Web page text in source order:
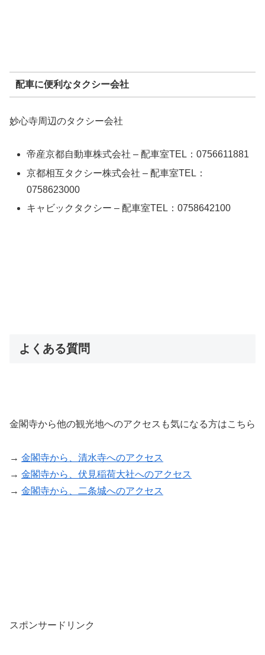
配車に便利なタクシー会社
妙心寺周辺のタクシー会社
帝産京都自動車株式会社 – 配車室TEL：0756611881
京都相互タクシー株式会社 – 配車室TEL：
0758623000
キャビックタクシー – 配車室TEL：0758642100
よくある質問
金閣寺から他の観光地へのアクセスも気になる方はこちら
→ 金閣寺から、清水寺へのアクセス
→ 金閣寺から、伏見稲荷大社へのアクセス
→ 金閣寺から、二条城へのアクセス
スポンサードリンク